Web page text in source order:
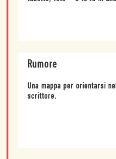
Rumore
Una mappa per orientarsi
scrittore.